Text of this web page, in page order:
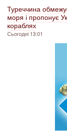
Туреччина
моря і пропонує
кораблях
Сьогодні 13:01